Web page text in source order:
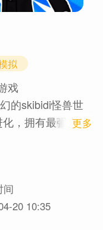
拟
戏
的skibidi怪兽世
，拥有最强大的
场战斗，你需要
大的军队
1 更多
间
20 10:35